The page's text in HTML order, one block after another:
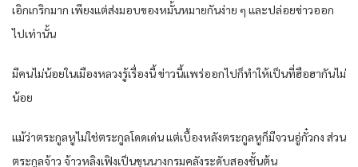
เอิกเกริกมาก เพียงแต่ส่งมอบของหมั้นหมายกันง่าย ๆ และปล่อยข่าวออก
ไปเท่านั้น
มีคนไม่น้อยในเมืองหลวงรู้เรื่องนี้ ข่าวนี้แพร่ออกไปก็ทำให้เป็นที่ฮือฮากันไม่
น้อย
แม้ว่าตระกูลหูไม่ใช่ตระกูลโดดเด่น แต่เบื้องหลังตระกูลหูก็มีจวนอู่กั๋วกง ส่วน
ตระกูลจ้าว จ้าวหลิงเฟิงเป็นขุนนางกรมคลังระดับสองชั้นต้น